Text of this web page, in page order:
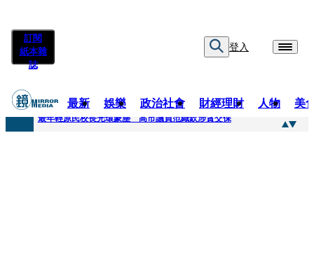
訂閱
紙本雜
誌
登入
最新 娛樂 政治社會 財經理財 人物 美
快訊
最年輕原民校長光環蒙塵 高市議員范織欽涉貪交保